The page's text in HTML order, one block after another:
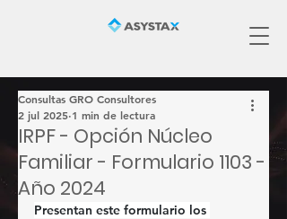
IRPF - Opción Núcleo
Familiar - Formulario 1103 -
Año 2024
Consultas GRO Consultores
2 jul 2025 1 min de lectura
Presentan este formulario los